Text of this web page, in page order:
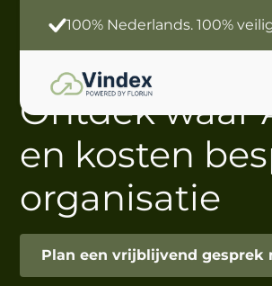
Slimmer werken
Jouw data. Jouw Ai.
Ontdek waar
en kosten
organisatie
Plan een vrijblijvend gesprek